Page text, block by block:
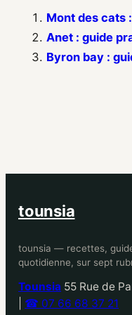
Mont des cats
Anet : guide
Byron bay :
tounsia
tounsia — recettes,
quotidienne, sur sept
Tounsia 55 Rue de
☎ 07 66 68 37 21